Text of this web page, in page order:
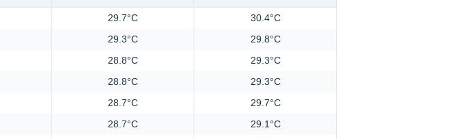
29.7°C
30.4°C
29.3°C
29.8°C
28.8°C
29.3°C
28.8°C
29.3°C
28.7°C
29.7°C
28.7°C
29.1°C